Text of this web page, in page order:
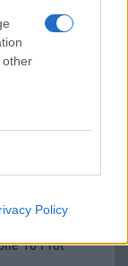
other
Policy
a leplet az
amely
küzdelme a
18 Prot